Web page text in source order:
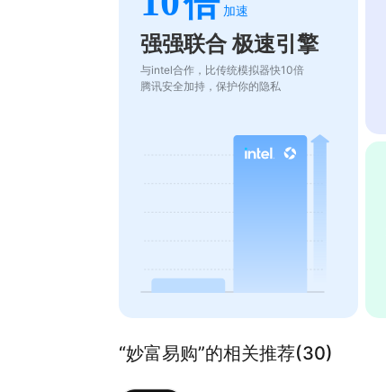
加速
强强联合 极速引擎
与intel合作，比传统模拟器快10倍
腾讯安全加持，保护你的隐私
“妙富易购”的相关推荐(30)